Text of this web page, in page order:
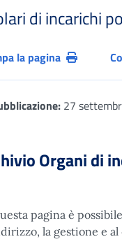
di incarichi
la pagina
27
Organi di
pagina è
la gestione e